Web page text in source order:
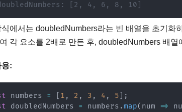
[2, 4, 6, 8, 10]
식에서는 doubledNumbers라는 빈 배열을 초기화
각 요소를 2배로 만든 후, doubledNumbers 배열
용:
numbers = 1 , 2 , 3 , 4 , 5
;
doubledNumbers = numbers .map( num =>